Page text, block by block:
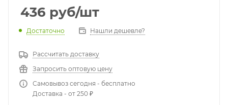
436 руб/шт
Достаточно Нашли дешевле?
Рассчитать доставку
Запросить оптовую цену
Самовывоз сегодня - бесплатно
Доставка - от 250 ₽